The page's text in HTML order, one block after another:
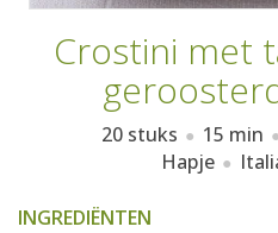
Crostini met
20 stuks 15 min
Hapje
INGREDIËNTEN